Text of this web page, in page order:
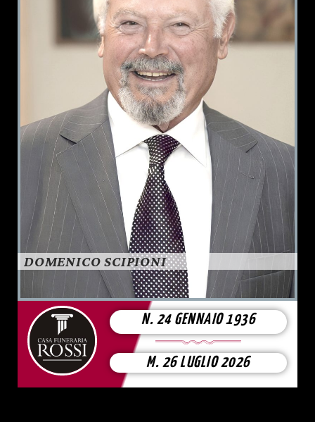
DOMENICO SCIPIONI
N. 24 GENNAIO 1936
M. 26 LUGLIO 2026